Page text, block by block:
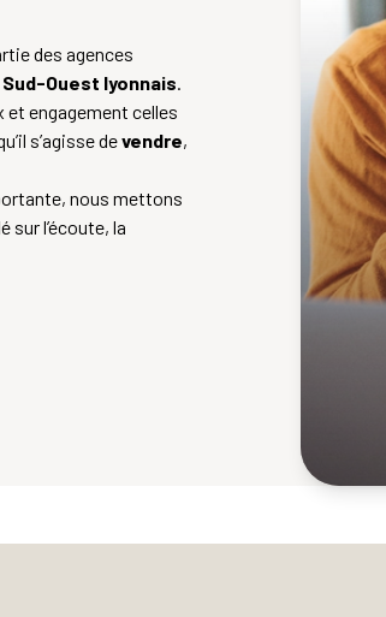
des agences
Sud-Ouest lyonnais.
et engagement celles
s’agisse devendre,
nous mettons
sur l’écoute, la
votre besoin et de